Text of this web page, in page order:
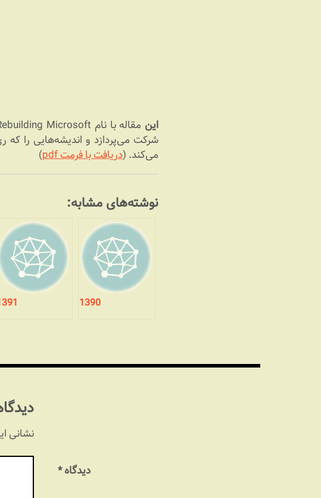
این
شرکت می‌پردازد و اندیشه‌هایی را که
می‌کند. (دریافت با فرمت pdf )
نوشته‌های مشابه:
1390
نشانی
دیدگاه*